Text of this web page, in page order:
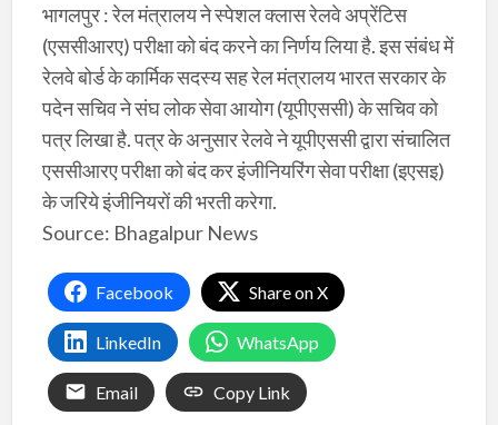
भागलपुर : रेल मंत्रालय ने स्पेशल क्लास रेलवे अप्रेंटिस
(एससीआरए) परीक्षा को बंद करने का निर्णय लिया है. इस संबंध में
रेलवे बोर्ड के कार्मिक सदस्य सह रेल मंत्रालय भारत सरकार के
पदेन सचिव ने संघ लोक सेवा आयोग (यूपीएससी) के सचिव को
पत्र लिखा है. पत्र के अनुसार रेलवे ने यूपीएससी द्वारा संचालित
एससीआरए परीक्षा को बंद कर इंजीनियरिंग सेवा परीक्षा (इएसइ)
के जरिये इंजीनियरों की भरती करेगा.
Source: Bhagalpur News
Facebook Share on X
LinkedIn WhatsApp
Email Copy Link